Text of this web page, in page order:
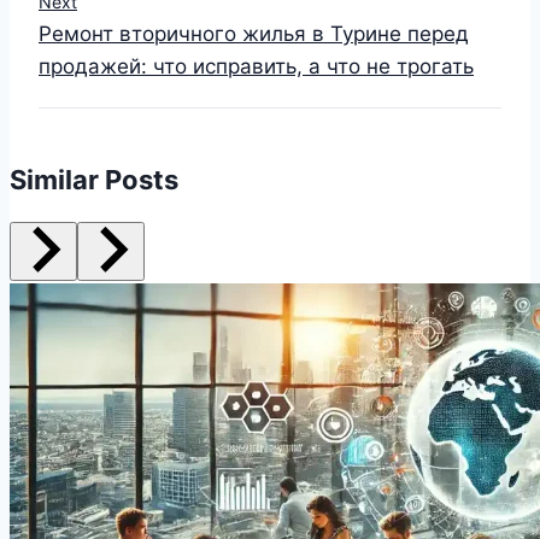
Ремонт вторичного жилья в Турине перед
продажей: что исправить, а что не трогать
Similar Posts